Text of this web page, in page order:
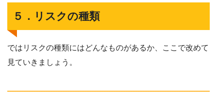
５．リスクの種類
ではリスクの種類にはどんなものがあるか、ここで改めて
見ていきましょう。